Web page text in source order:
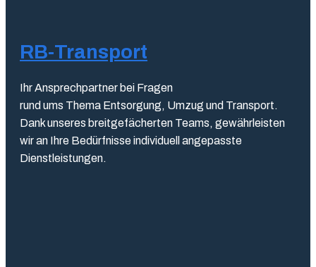
RB-Transport
Ihr Ansprechpartner bei Fragen
rund ums Thema Entsorgung, Umzug und Transport.
Dank unseres breitgefächerten Teams, gewährleisten
wir an Ihre Bedürfnisse individuell angepasste
Dienstleistungen.